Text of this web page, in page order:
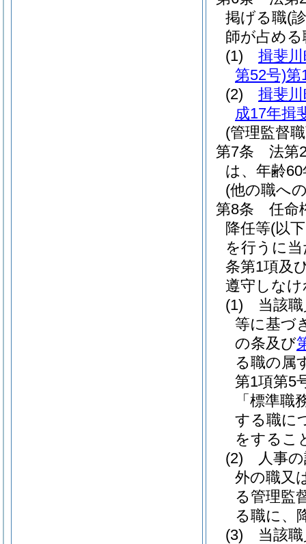
掲げる職(
師が占め
(1)
揖斐
第52号)第
(2)
揖斐
成17年揖
(管理監督
第7条
法第
は、年齢
(他の職へ
第8条
任命
降任等(以
を行うに
条第1項及
遵守しな
(1)
当該
等に基づ
の条及び
る職の属
第1項第5
「標準職
する職に
をするこ
(2)
人事
外の職又
る管理監
る職に、
(3)
当該